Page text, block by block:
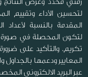
زمني محدد وعرض النتائج
لتحسين الأداء وتقييم
المقدمة بالنسبة
تكريم. والتأكيد على
المعايير ودعمها بالجداول
عبر البريد الالكتروني